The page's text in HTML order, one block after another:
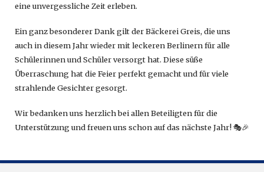
eine unvergessliche Zeit erleben.
Ein ganz besonderer Dank gilt der Bäckerei Greis, die uns
auch in diesem Jahr wieder mit leckeren Berlinern für alle
Schülerinnen und Schüler versorgt hat. Diese süße
Überraschung hat die Feier perfekt gemacht und für viele
strahlende Gesichter gesorgt.
Wir bedanken uns herzlich bei allen Beteiligten für die
Unterstützung und freuen uns schon auf das nächste Jahr! 🎭🎉